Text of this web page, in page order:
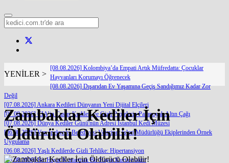
YENİLER >
[08.08.2026] Kolombiya’da Empati Artık Müfredatta: Çocuklar
Hayvanları Korumayı Öğrenecek
[08.08.2026] Dışarıdan Ev Yaşamına Geçiş Sandığımız Kadar Zor
Değil
[07.08.2026] Ankara Kedileri Dünyanın Yeni Dijital Elçileri
[07.08.2026] CIA’in Casus Kedileri ve Gizli Projelerin Paranoyak Altın Çağı
[07.08.2026] Dünya Kediler Günü'nün Adresi İstanbul Kedi Müzesi
[06.08.2026] Van İpekyolu Belediyesi Veteriner İşleri Müdürlüğü Ekiplerinden Örnek
Uygulama
[06.08.2026] Yaşlı Kedilerde Gizli Tehlike: Hipertansiyon
[05.08.2026] Bir Hayat Kurtarmak Bir Hayat Kurtarmaktır
Zambaklar Kediler İçin
Öldürücü Olabilir!